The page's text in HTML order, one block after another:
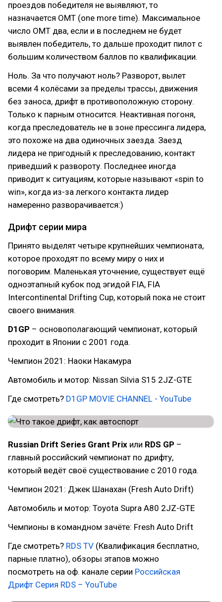
проездов победителя не выявляют, то
назначается OMT (one more time). Максимальное
число ОМТ два, если и в последнем не будет
выявлен победитель, то дальше проходит пилот с
большим количеством баллов по квалификации.
Ноль. За что получают ноль? Разворот, вылет
всеми 4 колёсами за пределы трассы, движения
без заноса, дрифт в противоположную сторону.
Только к парным относится. Неактивная погоня,
когда преследователь не в зоне прессинга лидера,
это похоже на два одиночных заезда. Заезд
лидера не пригодный к преследованию, контакт
приведший к развороту. Последнее иногда
приводит к ситуациям, которые называют «spin to
win», когда из-за легкого контакта лидер
намеренно разворачивается:)
Дрифт серии мира
Принято выделят четыре крупнейших чемпионата,
которое проходят по всему миру о них и
поговорим. Маленькая уточнение, существует ещё
одноэтапный кубок под эгидой FIA, FIA
Intercontinental Drifting Cup, который пока не стоит
своего внимания.
D1GP – основополагающий чемпионат, который
проходит в Японии с 2001 года.
Чемпион 2021: Наоки Накамура
Автомобиль и мотор: Nissan Silvia S15 2JZ-GTE
Где смотреть? D1GP MOVIE CHANNEL - YouTube
Russian Drift Series Grant Prix или RDS GP –
главный российский чемпионат по дрифту,
который ведёт своё существование с 2010 года.
Чемпион 2021: Джек Шанахан (Fresh Auto Drift)
Автомобиль и мотор: Toyota Supra A80 2JZ-GTE
Чемпионы в командном зачёте: Fresh Auto Drift
Где смотреть? RDS TV (Квалификация бесплатно,
парные платно), обзоры этапов можно
посмотреть на оф. канале серии Российская
Дрифт Серия RDS – YouTube